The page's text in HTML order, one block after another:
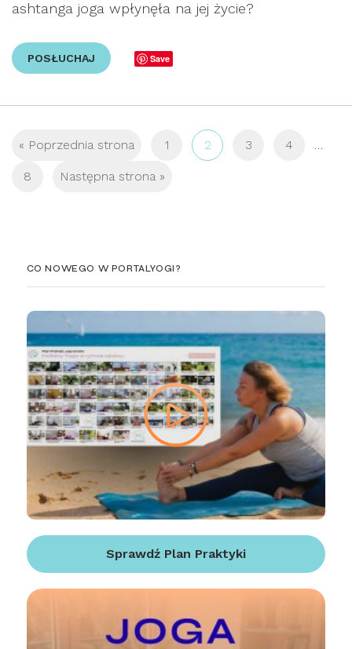
ashtanga joga wpłynęła na jej życie?
POSŁUCHAJ Save
« Poprzednia strona 1 2 3 4
8 Następna strona »
CO NOWEGO W PORTALYOGI?
Sprawdź Plan Praktyki